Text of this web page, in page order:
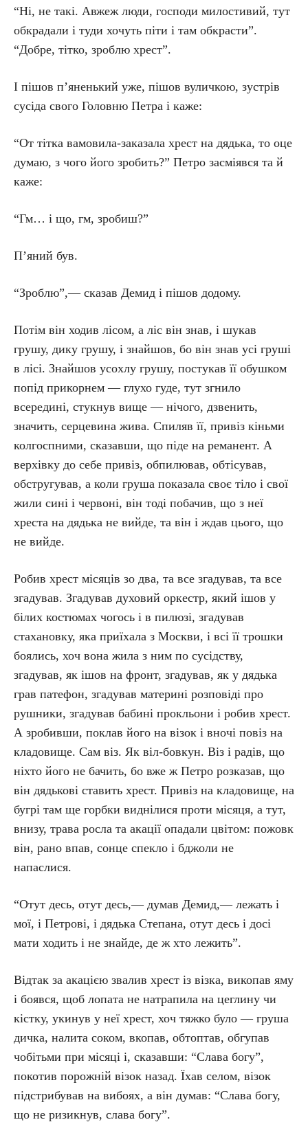
“Ні, не такі. Авжеж люди, господи милостивий, тут
обкрадали і туди хочуть піти і там обкрасти”.
“Добре, тітко, зроблю хрест”.
І пішов п’яненький уже, пішов вуличкою, зустрів
сусіда свого Головню Петра і каже:
“От тітка вамовила-заказала хрест на дядька, то оце
думаю, з чого його зробить?” Петро засміявся та й
каже:
“Гм… і що, гм, зробиш?”
П’яний був.
“Зроблю”,— сказав Демид і пішов додому.
Потім він ходив лісом, а ліс він знав, і шукав
грушу, дику грушу, і знайшов, бо він знав усі груші
в лісі. Знайшов усохлу грушу, постукав її обушком
попід прикорнем — глухо гуде, тут згнило
всередині, стукнув вище — нічого, дзвенить,
значить, серцевина жива. Спиляв її, привіз кіньми
колгоспними, сказавши, що піде на реманент. А
верхівку до себе привіз, обпилював, обтісував,
обстругував, а коли груша показала своє тіло і свої
жили сині і червоні, він тоді побачив, що з неї
хреста на дядька не вийде, та він і ждав цього, що
не вийде.
Робив хрест місяців зо два, та все згадував, та все
згадував. Згадував духовий оркестр, який ішов у
білих костюмах чогось і в пилюзі, згадував
стахановку, яка приїхала з Москви, і всі її трошки
боялись, хоч вона жила з ним по сусідству,
згадував, як ішов на фронт, згадував, як у дядька
грав патефон, згадував материні розповіді про
рушники, згадував бабині прокльони і робив хрест.
А зробивши, поклав його на візок і вночі повіз на
кладовище. Сам віз. Як віл-бовкун. Віз і радів, що
ніхто його не бачить, бо вже ж Петро розказав, що
він дядькові ставить хрест. Привіз на кладовище, на
бугрі там ще горбки виднілися проти місяця, а тут,
внизу, трава росла та акації опадали цвітом: пожовк
він, рано впав, сонце спекло і бджоли не
напаслися.
“Отут десь, отут десь,— думав Демид,— лежать і
мої, і Петрові, і дядька Степана, отут десь і досі
мати ходить і не знайде, де ж хто лежить”.
Відтак за акацією звалив хрест із візка, викопав яму
і боявся, щоб лопата не натрапила на цеглину чи
кістку, укинув у неї хрест, хоч тяжко було — груша
дичка, налита соком, вкопав, обтоптав, обгупав
чобітьми при місяці і, сказавши: “Слава богу”,
покотив порожній візок назад. Їхав селом, візок
підстрибував на вибоях, а він думав: “Слава богу,
що не ризикнув, слава богу”.